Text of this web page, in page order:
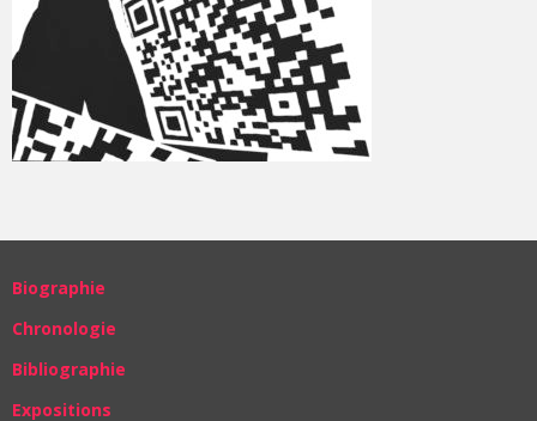
Biographie
Chronologie
Bibliographie
Expositions